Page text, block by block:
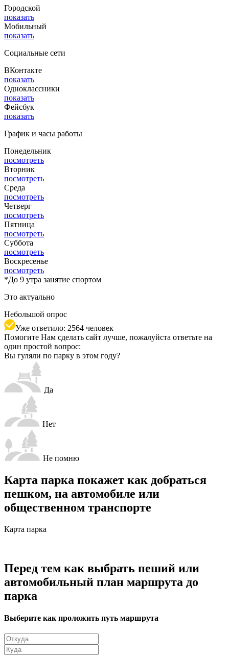
Городской
показать
Мобильный
показать
Социальные сети
ВКонтакте
показать
Одноклассники
показать
Фейсбук
показать
График и часы работы
Понедельник
посмотреть
Вторник
посмотреть
Среда
посмотреть
Четверг
посмотреть
Пятница
посмотреть
Суббота
посмотреть
Воскресенье
посмотреть
*До 9 утра занятие спортом
Это актуально
Небольшой опрос
Уже ответило: 2564 человек
Помогите Нам сделать сайт лучше, пожалуйста ответьте на
один простой вопрос:
Вы гуляли по парку в этом году?
Да
Нет
Не помню
Карта парка покажет как добраться
пешком, на автомобиле или
общественном транспорте
Карта парка
Перед тем как выбрать пеший или
автомобильный план маршрута до
парка
Выберите как проложить путь маршрута